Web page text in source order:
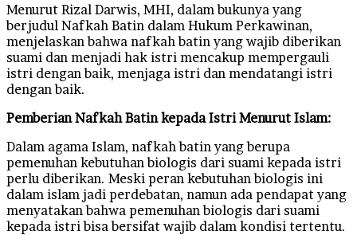
Menurut Rizal Darwis, MHI, dalam bukunya yang
berjudul Nafkah Batin dalam Hukum Perkawinan,
menjelaskan bahwa nafkah batin yang wajib diberikan
suami dan menjadi hak istri mencakup mempergauli
istri dengan baik, menjaga istri dan mendatangi istri
dengan baik.
Pemberian Nafkah Batin kepada Istri Menurut Islam:
Dalam agama Islam, nafkah batin yang berupa
pemenuhan kebutuhan biologis dari suami kepada istri
perlu diberikan. Meski peran kebutuhan biologis ini
dalam islam jadi perdebatan, namun ada pendapat yang
menyatakan bahwa pemenuhan biologis dari suami
kepada istri bisa bersifat wajib dalam kondisi tertentu.